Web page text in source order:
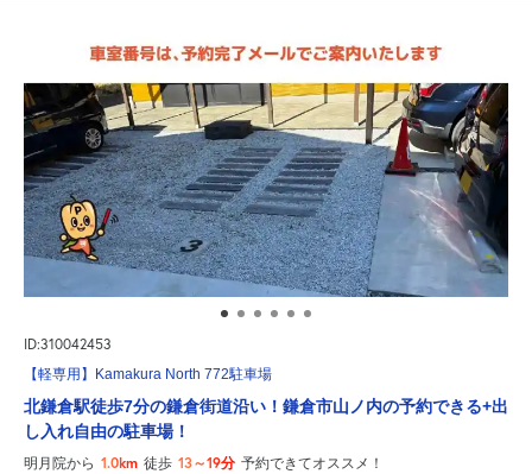
ID:310042453
【軽専用】Kamakura North 772駐車場
北鎌倉駅徒歩7分の鎌倉街道沿い！鎌倉市山ノ内の予約できる+出
し入れ自由の駐車場！
明月院から 1.0km 徒歩 13～19分 予約できてオススメ！